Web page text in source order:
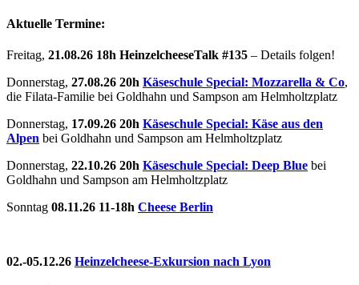
Aktuelle Termine:
Freitag, 21.08.26 18h HeinzelcheeseTalk #135 – Details folgen!
Donnerstag, 27.08.26 20h Käseschule Special: Mozzarella & Co,
die Filata-Familie bei Goldhahn und Sampson am Helmholtzplatz
Donnerstag, 17.09.26 20h Käseschule Special: Käse aus den
Alpen bei Goldhahn und Sampson am Helmholtzplatz
Donnerstag, 22.10.26 20h Käseschule Special: Deep Blue bei
Goldhahn und Sampson am Helmholtzplatz
Sonntag 08.11.26 11-18h Cheese Berlin
02.-05.12.26 Heinzelcheese-Exkursion nach Lyon